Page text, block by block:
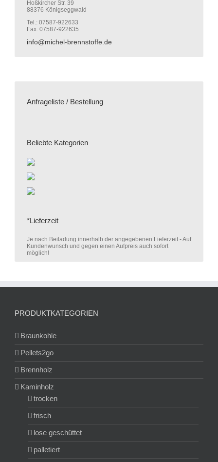
Hoßkircher Str. 39
88376 Königseggwald
Tel.: 07587-922633
Fax: 07587-922635
info@michel-brennstoffe.de
Anfrageliste / Bestellung
Beliebte Kategorien
*Lieferzeit
Je nach Beiladung innerhalb der angegebenen Lieferzeit - Auf
Kundenwunsch und gegen einen Aufpreis auch sofort
möglich!
PRODUKTKATEGORIEN
Braunkohle
Pellets2go
Brennholz
Kaminholz
trocken
frisch
lose geschüttet
palletiert